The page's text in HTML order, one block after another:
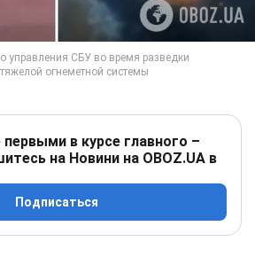
первыми в курсе главного –
на Новини на OBOZ.UA в
Подписаться